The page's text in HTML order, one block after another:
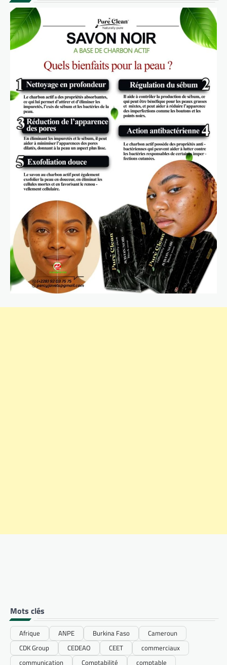
Mots clés
Afrique ANPE Burkina Faso
Cameroun
CDK Group
CEDEAO CEET
commerciaux
communication
Comptabilité
comptable